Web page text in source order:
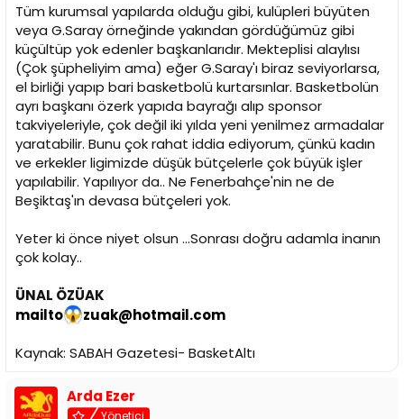
Tüm kurumsal yapılarda olduğu gibi, kulüpleri büyüten
veya G.Saray örneğinde yakından gördüğümüz gibi
küçültüp yok edenler başkanlarıdır. Mekteplisi alaylısı
(Çok şüpheliyim ama) eğer G.Saray'ı biraz seviyorlarsa,
el birliği yapıp bari basketbolü kurtarsınlar. Basketbolün
ayrı başkanı özerk yapıda bayrağı alıp sponsor
takviyeleriyle, çok değil iki yılda yeni yenilmez armadalar
yaratabilir. Bunu çok rahat iddia ediyorum, çünkü kadın
ve erkekler ligimizde düşük bütçelerle çok büyük işler
yapılabilir. Yapılıyor da.. Ne Fenerbahçe'nin ne de
Beşiktaş'ın devasa bütçeleri yok.
Yeter ki önce niyet olsun ...Sonrası doğru adamla inanın
çok kolay..
ÜNAL ÖZÜAK
mailto
zuak@hotmail.com
Kaynak: SABAH Gazetesi- BasketAltı
Arda Ezer